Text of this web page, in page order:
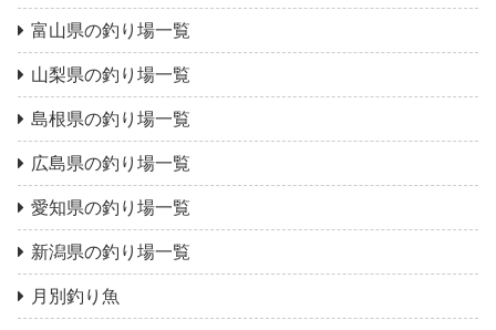
富山県の釣り場一覧
山梨県の釣り場一覧
島根県の釣り場一覧
広島県の釣り場一覧
愛知県の釣り場一覧
新潟県の釣り場一覧
月別釣り魚